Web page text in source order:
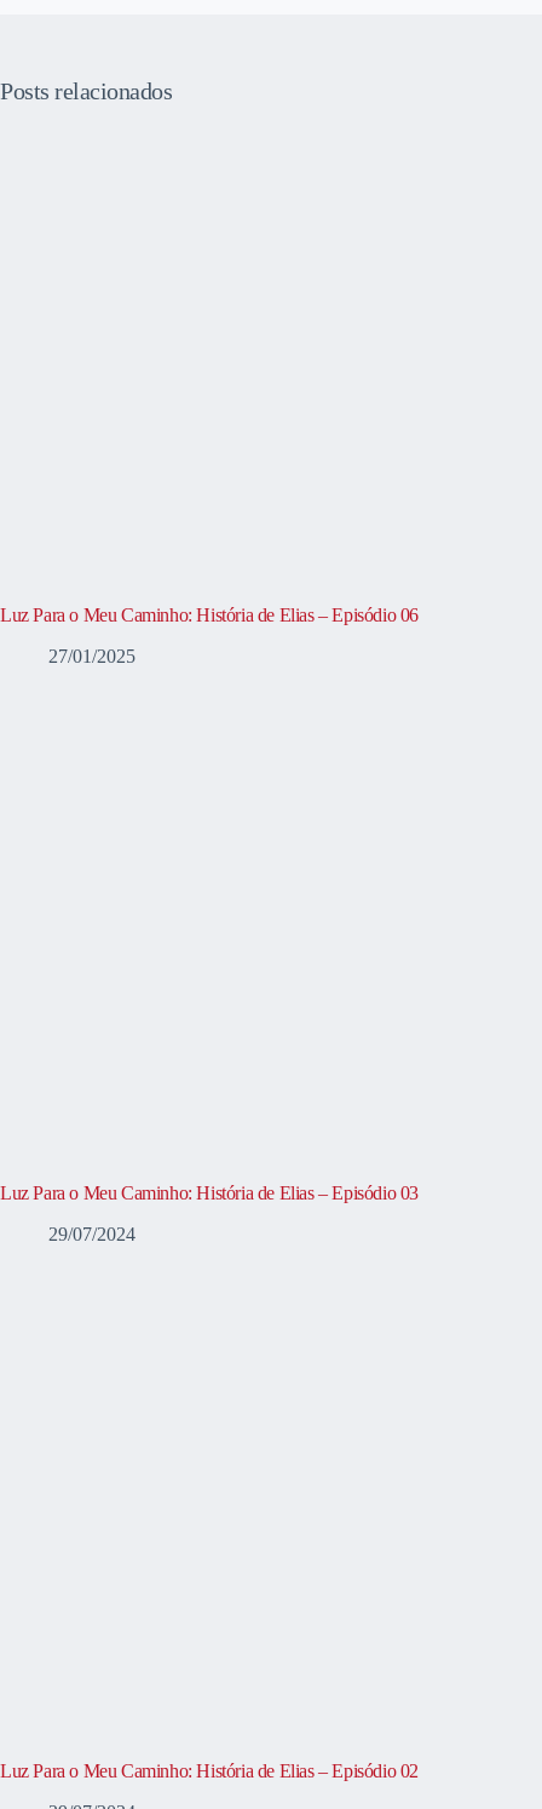
Posts relacionados
Luz Para o Meu Caminho: História de Elias – Episódio 06
27/01/2025
Luz Para o Meu Caminho: História de Elias – Episódio 03
29/07/2024
Luz Para o Meu Caminho: História de Elias – Episódio 02